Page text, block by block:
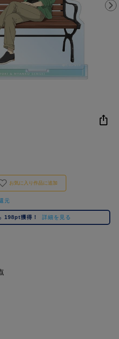
#名探偵コナン
廻戦
#ゴールデンカムイ #銀魂
お気に入り作品に追加
元
198pt獲得！ 詳細を見る